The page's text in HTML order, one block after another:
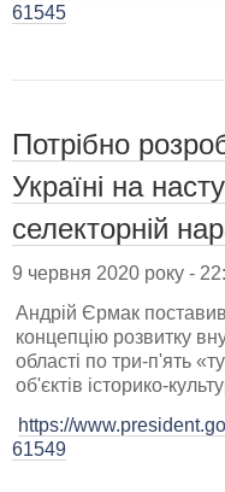
61545
Потрібно
Україні на
селекторній
9 червня 2020 року -
Андрій Єрмак
концепцію розвитку
області по три-п'ять
об'єктів історико-
https://
61549